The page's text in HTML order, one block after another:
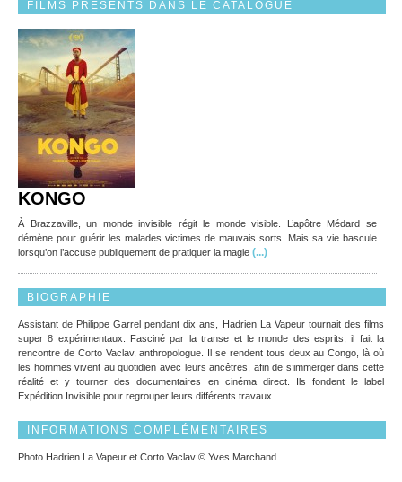
FILMS PRÉSENTS DANS LE CATALOGUE
KONGO
À Brazzaville, un monde invisible régit le monde visible. L’apôtre Médard se
démène pour guérir les malades victimes de mauvais sorts. Mais sa vie bascule
lorsqu’on l’accuse publiquement de pratiquer la magie (...)
BIOGRAPHIE
Assistant de Philippe Garrel pendant dix ans, Hadrien La Vapeur tournait des films
super 8 expérimentaux. Fasciné par la transe et le monde des esprits, il fait la
rencontre de Corto Vaclav, anthropologue. Il se rendent tous deux au Congo, là où
les hommes vivent au quotidien avec leurs ancêtres, afin de s’immerger dans cette
réalité et y tourner des documentaires en cinéma direct. Ils fondent le label
Expédition Invisible pour regrouper leurs différents travaux.
INFORMATIONS COMPLÉMENTAIRES
Photo Hadrien La Vapeur et Corto Vaclav © Yves Marchand